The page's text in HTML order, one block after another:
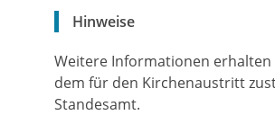
Hinweise
Weitere Informationen erhalten
dem für den Kirchenaustritt
Standesamt.